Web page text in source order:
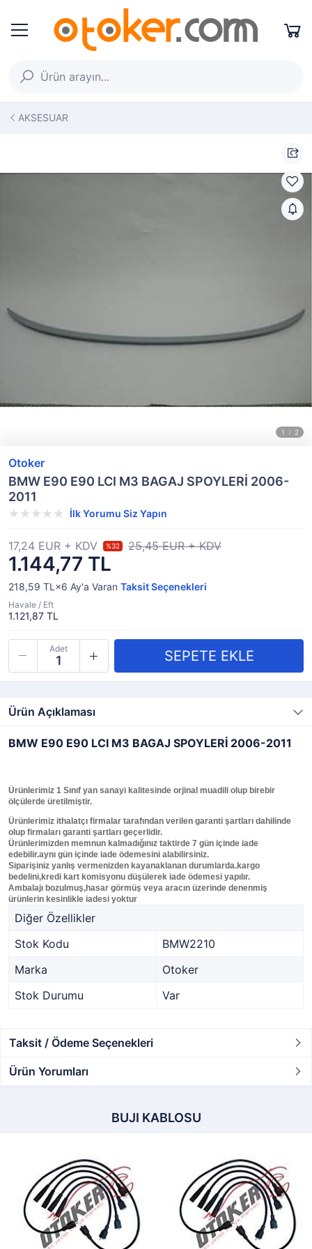
AKSESUAR
Otoker
BMW E90 E90 LCI M3 BAGAJ SPOYLERİ 2006-
2011
İlk Yorumu Siz Yapın
1.144,77 TL
17,24 EUR + KDV %32 25,45 EUR + KDV
218,59 TL×6 Ay'a Varan Taksit Seçenekleri
Havale / Eft
1.121,87 TL
Adet
Ürün Açıklaması
BMW E90 E90 LCI M3 BAGAJ SPOYLERİ 2006-2011
Ürünlerimiz 1 Sınıf yan sanayi kalitesinde orjinal muadili olup birebir
ölçülerde üretilmiştir.
Ürünlerimiz ithalatçı firmalar tarafından verilen garanti şartları dahilinde
olup firmaları garanti şartları geçerlidir.
Ürünlerimizden memnun kalmadığınız taktirde 7 gün içinde iade
edebilir.aynı gün içinde iade ödemesini alabilirsiniz.
Siparişiniz yanlış vermenizden kayanaklanan durumlarda.kargo
bedelini,kredi kart komisyonu düşülerek iade ödemesi yapılır.
Ambalajı bozulmuş,hasar görmüş veya aracın üzerinde denenmiş
ürünlerin kesinlikle iadesi yoktur
Diğer Özellikler
Stok Kodu
BMW2210
Marka
Otoker
Stok Durumu
Var
Taksit / Ödeme Seçenekleri
Ürün Yorumları
BUJI KABLOSU